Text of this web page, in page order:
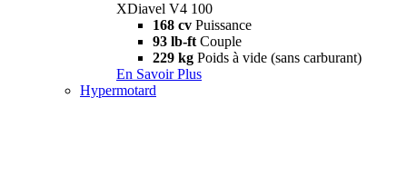
XDiavel V4 100
168 cv Puissance
93 lb-ft Couple
229 kg Poids à vide (sans carburant)
En Savoir Plus
Hypermotard